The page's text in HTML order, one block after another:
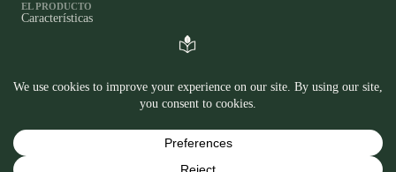
EL PRODUCTO
Características
Comparación de Rastreadores de Lectura
Preguntas
Instagram